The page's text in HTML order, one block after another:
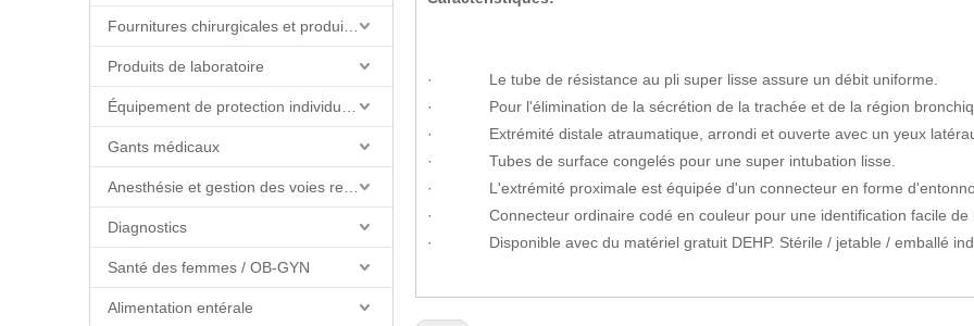
Produits de laboratoire
Gants médicaux
Diagnostics
Santé des femmes / OB-GYN
Alimentation entérale
· Le tube de résistance au pli super lisse assure un débit uniforme.
· Pour l'élimination de la sécrétion de la trachée et de la région
· Extrémité distale atraumatique, arrondi et ouverte avec un yeux
· Tubes de surface congelés pour une super intubation lisse.
· L'extrémité proximale est équipée d'un connecteur en forme
· Connecteur ordinaire codé en couleur pour une identification facile de
· Disponible avec du matériel gratuit DEHP. Stérile / jetable / emballé